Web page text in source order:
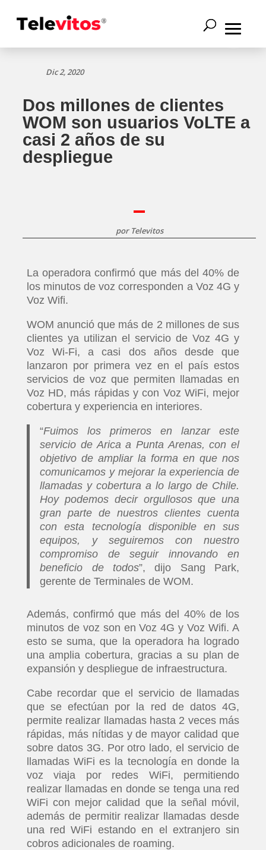
Dic 2, 2020
Dos millones de clientes
WOM son usuarios VoLTE a
casi 2 años de su
despliegue
por Televitos
La operadora confirmó que más del 40% de
los minutos de voz corresponden a Voz 4G y
Voz Wifi.
WOM anunció que más de 2 millones de sus
clientes ya utilizan el servicio de Voz 4G y
Voz Wi-Fi, a casi dos años desde que
lanzaron por primera vez en el país estos
servicios de voz que permiten llamadas en
Voz HD, más rápidas y con Voz WiFi, mejor
cobertura y experiencia en interiores.
“Fuimos los primeros en lanzar este
servicio de Arica a Punta Arenas, con el
objetivo de ampliar la forma en que nos
comunicamos y mejorar la experiencia de
llamadas y cobertura a lo largo de Chile.
Hoy podemos decir orgullosos que una
gran parte de nuestros clientes cuenta
con esta tecnología disponible en sus
equipos, y seguiremos con nuestro
compromiso de seguir innovando en
beneficio de todos”, dijo Sang Park,
gerente de Terminales de WOM.
Además, confirmó que más del 40% de los
minutos de voz son en Voz 4G y Voz Wifi. A
esto se suma, que la operadora ha logrado
una amplia cobertura, gracias a su plan de
expansión y despliegue de infraestructura.
Cabe recordar que el servicio de llamadas
que se efectúan por la red de datos 4G,
permite realizar llamadas hasta 2 veces más
rápidas, más nítidas y de mayor calidad que
sobre datos 3G. Por otro lado, el servicio de
llamadas WiFi es la tecnología en donde la
voz viaja por redes WiFi, permitiendo
realizar llamadas en donde se tenga una red
WiFi con mejor calidad que la señal móvil,
además de permitir realizar llamadas desde
una red WiFi estando en el extranjero sin
cobros adicionales de roaming.